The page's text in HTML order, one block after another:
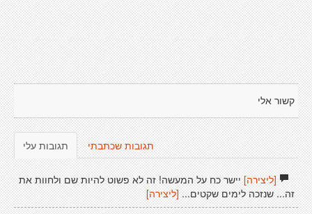
קשור אלי
תגובות עלי תגובות שכתבתי
[ליצירה]יישר כח על המעשה! זה לא פשוט להיות שם ולחוות את
זה... שנזכה לימים שקטים... [ליצירה]